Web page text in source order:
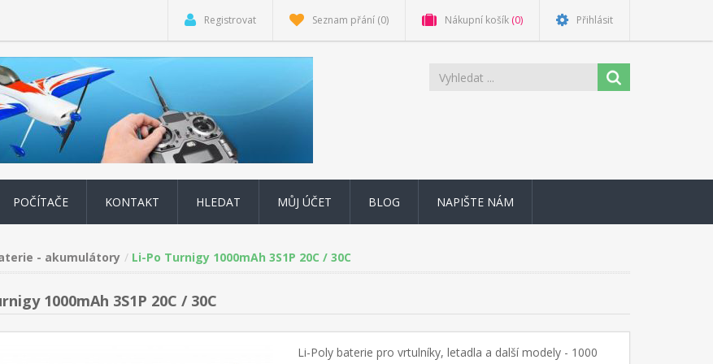
Registrovat Seznam přání (0) Nákupní košík (0) Přihlásit
POČÍTAČE KONTAKT HLEDAT MŮJ ÚČET BLOG NAPIŠTE NÁM
- akumulátory Li-Po Turnigy 1000mAh 3S1P 20C / 30C
1000mAh 3S1P 20C / 30C
Li-Poly baterie pro vrtulníky, letadla a další modely - 1000